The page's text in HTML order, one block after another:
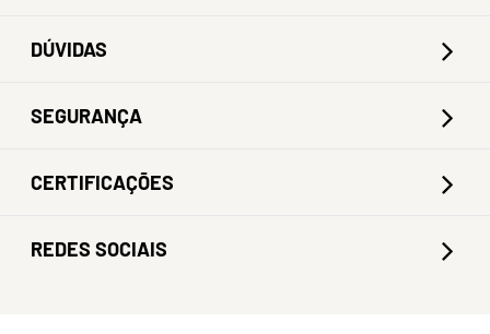
DÚVIDAS
SEGURANÇA
CERTIFICAÇÕES
REDES SOCIAIS